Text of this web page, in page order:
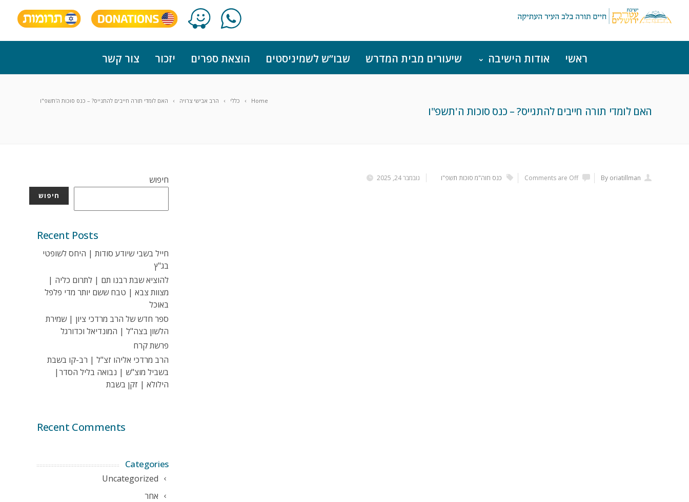
ראשי אודות הישיבה שיעורים מבית המדרש שבו”ש לשמיניסטים הוצאת ספרים יזכור צור קשר
Home כללי הרב אבישי צרויה האם לומדי תורה חייבים להתגייס? – כנס סוכות ה'תשפ"ו
האם לומדי תורה חייבים להתגייס? – כנס סוכות ה'תשפ"ו
נובמבר 24, 2025 By oriatillman
Comments are Off כנס חוה"מ סוכות תשפ"ו חיפוש
חיפוש
Recent Posts
חייל בשבי שיודע סודות | היחס לשופטי
בג"ץ
להוציא שבת רבנו תם | לתרום כליה |
מצוות צבא | טבח ששם יותר מדי פלפל
באוכל
ספר חדש של הרב מרדכי ציון | שמירת
הלשון בצה"ל | המונדיאל וכדורגל
פרשת קרח
הרב מרדכי אליהו זצ"ל | רב-קו בשבת
בשביל מוצ"ש | נבואה בליל הסדר|
הילולא | זקן בשבת
Recent Comments
Categories
Uncategorized
אחר